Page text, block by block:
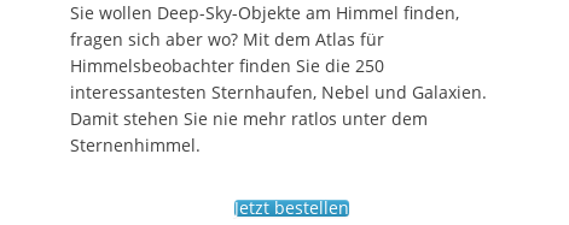
Sie wollen Deep-Sky-Objekte am Himmel finden,
fragen sich aber wo? Mit dem Atlas für
Himmelsbeobachter finden Sie die 250
interessantesten Sternhaufen, Nebel und Galaxien.
Damit stehen Sie nie mehr ratlos unter dem
Sternenhimmel.
Jetzt bestellen